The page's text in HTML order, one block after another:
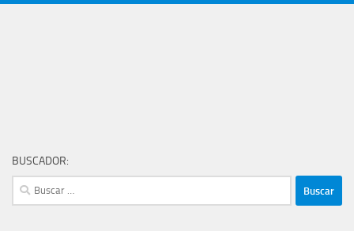
BUSCADOR:
Buscar: